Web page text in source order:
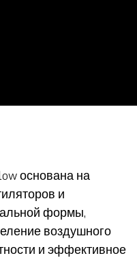
основана на
и
формы,
воздушного
и эффективное